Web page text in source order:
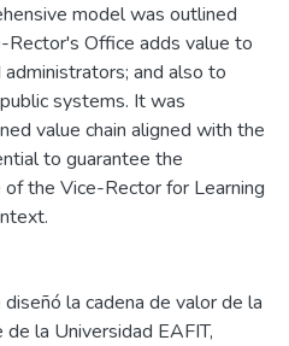
model was outlined
Office adds value to
and also to
systems. It was
value chain aligned with the
to guarantee the
the Vice-Rector for Learning
la cadena de valor de la
la Universidad EAFIT,